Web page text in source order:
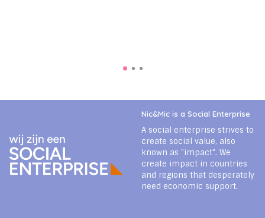
Nic&Mic is a Social Enterprise
A social enterprise strives to
create social value, also
known as "impact". We
create impact in countries
and regions that desperately
need economic support.